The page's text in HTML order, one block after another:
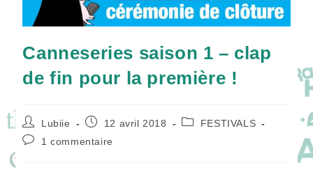
Canneseries saison 1 – clap
de fin pour la première !
Auteur/autrice
de
la
Lubiie
Publication
12 avril 2018
PostFESTIVALS
Commentaires
1 commentaire